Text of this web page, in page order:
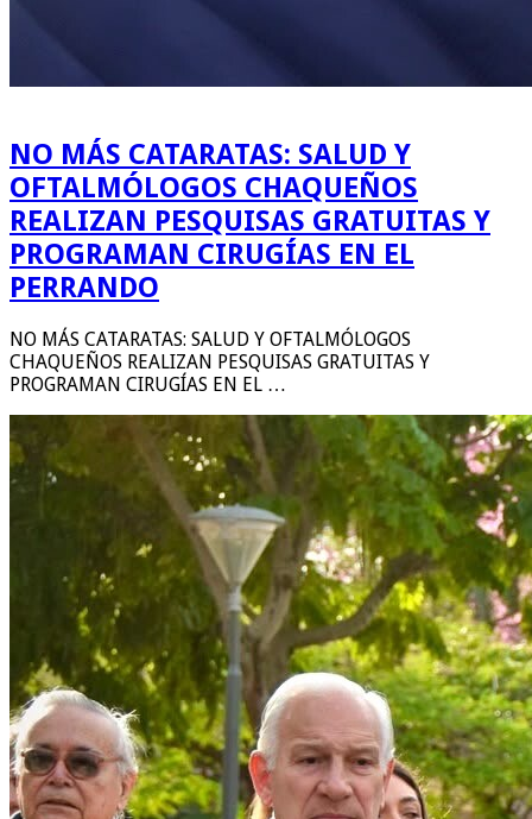
NO MÁS CATARATAS: SALUD Y
OFTALMÓLOGOS CHAQUEÑOS
REALIZAN PESQUISAS GRATUITAS Y
PROGRAMAN CIRUGÍAS EN EL
PERRANDO
NO MÁS CATARATAS: SALUD Y OFTALMÓLOGOS
CHAQUEÑOS REALIZAN PESQUISAS GRATUITAS Y
PROGRAMAN CIRUGÍAS EN EL …